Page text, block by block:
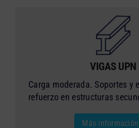
VIGAS UPN
Carga moderada. Soportes y
refuerzo en estructuras
Más información